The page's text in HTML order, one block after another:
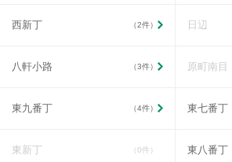
西新丁 （2件） 日辺
八軒小路 （3件） 原町南目
東九番丁 （4件） 東七番丁
東新丁 （0件） 東八番丁